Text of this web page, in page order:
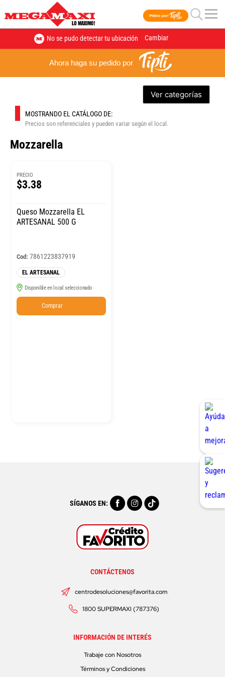
No se pudo detectar tu ubicación Cambiar
Ahora haga su pedido por
Ver categorías
MOSTRANDO EL CATÁLOGO DE:
Precios son referenciales y pueden variar según el local.
Mozzarella
PRECIO
$3.38
Queso Mozzarella EL
ARTESANAL 500 G
Cod: 7861223837919
EL ARTESANAL
Disponible en local seleccionado
Comprar
SÍGANOS EN:
CONTÁCTENOS
centrodesoluciones@favorita.com
1800 SUPERMAXI (787376)
INFORMACIÓN DE INTERÉS
Trabaje con Nosotros
Términos y Condiciones